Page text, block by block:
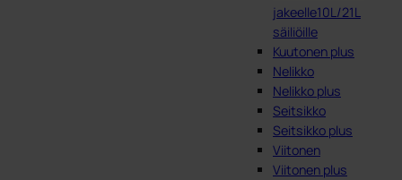
jakeelle10L/21L
säiliöille
Kuutonen plus
Nelikko
Nelikko plus
Seitsikko
Seitsikko plus
Viitonen
Viitonen plus